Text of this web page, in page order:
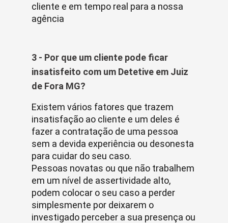
cliente e em tempo real para a nossa
agência
3 - Por que um cliente pode ficar
insatisfeito com um Detetive em Juiz
de Fora MG?
Existem vários fatores que trazem
insatisfação ao cliente e um deles é
fazer a contratação de uma pessoa
sem a devida experiência ou desonesta
para cuidar do seu caso.
Pessoas novatas ou que não trabalhem
em um nível de assertividade alto,
podem colocar o seu caso a perder
simplesmente por deixarem o
investigado perceber a sua presença ou